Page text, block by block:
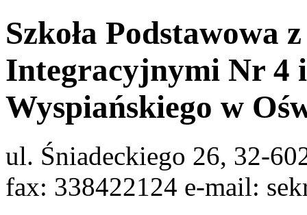
Szkoła Podstawowa
Integracyjnymi Nr 4
Wyspiańskiego w
ul. Śniadeckiego 26, 32-
fax: 338422124 e-mail: